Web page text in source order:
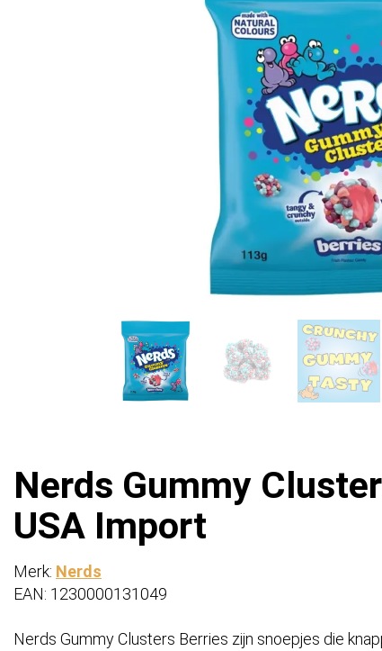
Nerds Gummy
USA Import
Merk: Nerds
EAN: 1230000131049
Nerds Gummy Clusters Berries zijn snoepjes die